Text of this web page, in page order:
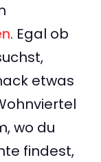
. Egal ob
etwas
wo du
findest,